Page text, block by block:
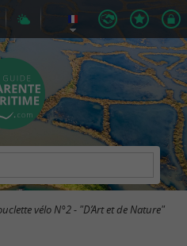
vélo N°2 - "D’Art et de Nature"